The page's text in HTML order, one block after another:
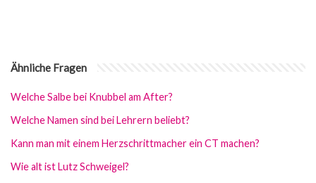
Ähnliche Fragen
Welche Salbe bei Knubbel am After?
Welche Namen sind bei Lehrern beliebt?
Kann man mit einem Herzschrittmacher ein CT machen?
Wie alt ist Lutz Schweigel?